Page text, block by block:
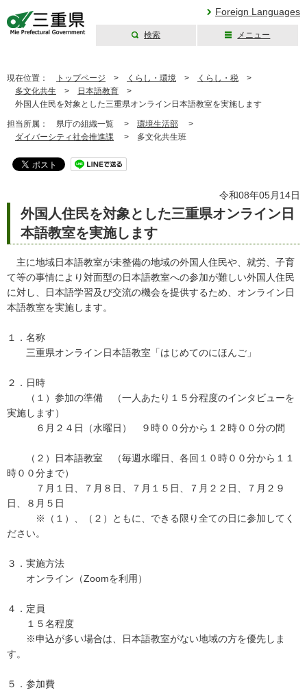
Foreign Languages
検索 メニュー
現在位置： トップページ > くらし・環境 > くらし・税 >
多文化共生 > 日本語教育 >
外国人住民を対象とした三重県オンライン日本語教室を実施します
担当所属： 県庁の組織一覧 > 環境生活部 >
ダイバーシティ社会推進課 > 多文化共生班
令和08年05月14日
外国人住民を対象とした三重県オンライン日
本語教室を実施します
主に地域日本語教室が未整備の地域の外国人住民や、就労、子育
て等の事情により対面型の日本語教室への参加が難しい外国人住民
に対し、日本語学習及び交流の機会を提供するため、オンライン日
本語教室を実施します。
１．名称
三重県オンライン日本語教室「はじめてのにほんご」
２．日時
（１）参加の準備 （一人あたり１５分程度のインタビューを
実施します）
６月２４日（水曜日） ９時００分から１２時００分の間
（２）日本語教室 （毎週水曜日、各回１０時００分から１１
時００分まで）
７月１日、７月８日、７月１５日、７月２２日、７月２９
日、８月５日
※（１）、（２）ともに、できる限り全ての日に参加してく
ださい。
３．実施方法
オンライン（Zoomを利用）
４．定員
１５名程度
※申込が多い場合は、日本語教室がない地域の方を優先しま
す。
５．参加費